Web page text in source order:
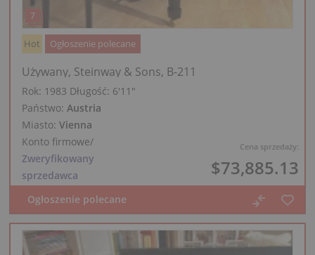
Cena sprzedaży:
$73,885.13
Hot Ogłoszenie polecane
Używany, Steinway & Sons, B-211
Rok: 1983 Długość: 6′11″
Państwo: Austria
Miasto: Vienna
Konto firmowe/
Zweryfikowany
sprzedawca